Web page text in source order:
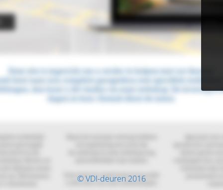
© VDI-deuren 2016